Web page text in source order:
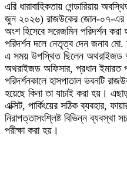
এরি ধারাবাহিকতায় গেন্ডারিয়ায়
জুন ২০২৬) রাজউকের জোন-০৭-এর
অংশ হিসেবে সরেজমিন পরিদর্শন করা
পরিদর্শন দলে নেতৃত্ব দেন জনাব
এ সময় উপস্থিত ছিলেন অথরাইজড
অথরাইজড অফিসার, প্রধান ইমারত
পরিদর্শনকালে হাসপাতাল ভবনটি
হয়েছে কিনা তা যাচাই করা হয়।
এক্সিট, পার্কিংয়ের সঠিক ব্যবহার,
নিরাপত্তাসংশ্লিষ্ট বিভিন্ন ব্যবস্থা
পরীক্ষা করা হয়।